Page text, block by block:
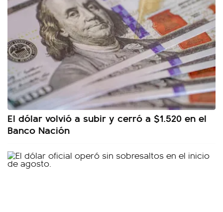
El dólar volvió a subir y cerró a $1.520 en el
Banco Nación